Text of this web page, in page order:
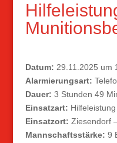
Datum: 29.11.2025 um
Alarmierungsart:
Dauer: 3 Stunden 49
Einsatzart: Hilfeleistung
Einsatzort: Ziesendorf
Mannschaftsstärke: 9